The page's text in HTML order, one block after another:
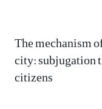
The mechanism
city: subjugation
citizens